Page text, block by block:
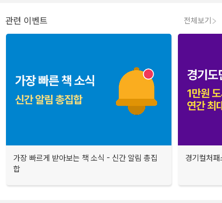
관련 이벤트 전체보기
가장 빠르게 받아보는 책 소식 - 신간 알림 총집
합
경기컬처